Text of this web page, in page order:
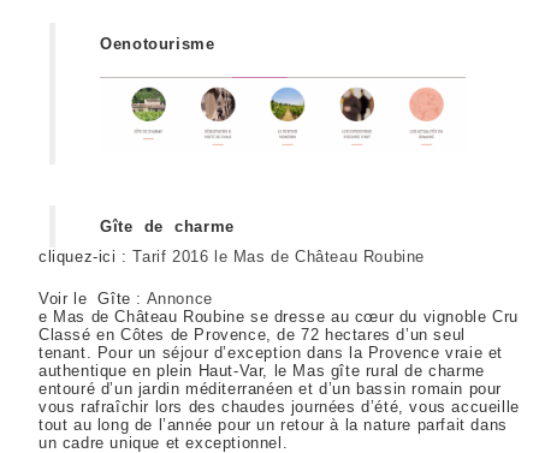
Oenotourisme
Gîte de charme
cliquez-ici :Tarif 2016 le Mas de Château Roubine
Voir le Gîte : Annonce
e Mas de Château Roubine se dresse au cœur du vignoble Cru
Classé en Côtes de Provence, de 72 hectares d’un seul
tenant. Pour un séjour d’exception dans la Provence vraie et
authentique en plein Haut-Var, le Mas gîte rural de charme
entouré d’un jardin méditerranéen et d’un bassin romain pour
vous rafraîchir lors des chaudes journées d’été, vous accueille
tout au long de l’année pour un retour à la nature parfait dans
un cadre unique et exceptionnel.